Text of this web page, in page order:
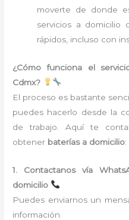
moverte de donde
servicios a domicilio
rápidos, incluso con
¿Cómo funciona el
Cdmx?
El proceso es bastante
puedes hacerlo desde la
de trabajo. Aquí te
obtener baterías a domicilio:
1. Contactanos vía
domicilio
Puedes enviarnos un
información.